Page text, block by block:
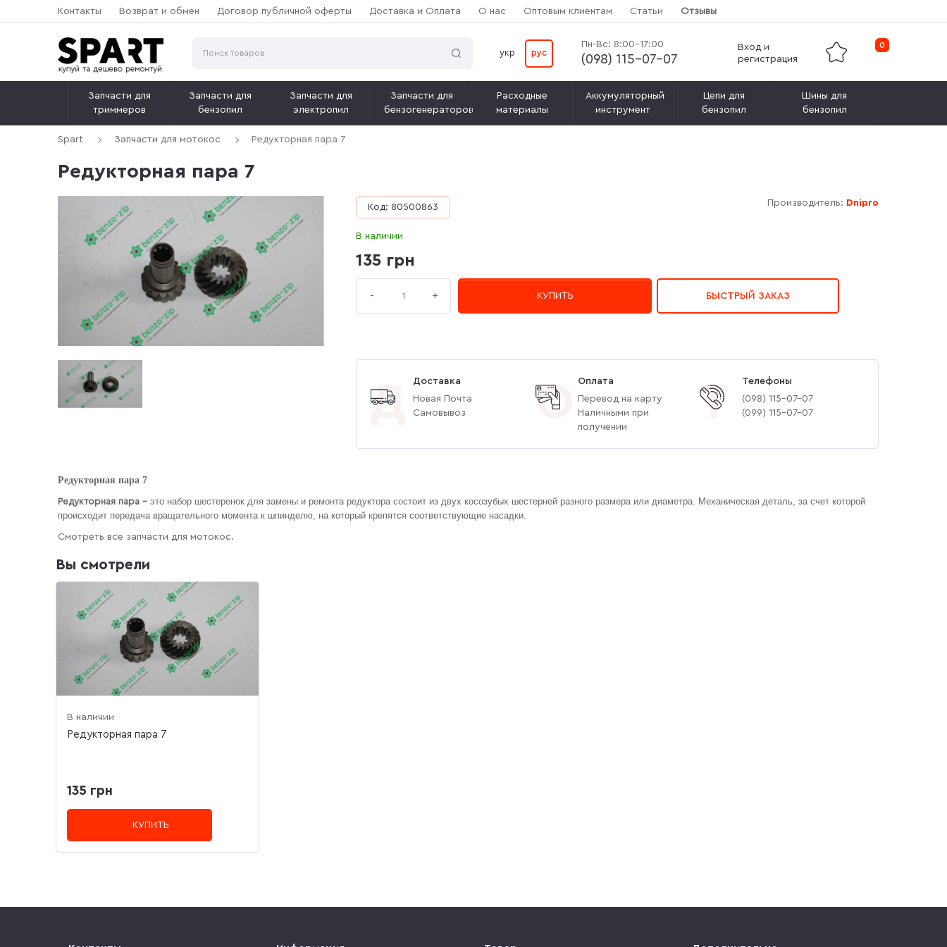
Контакты Возврат и обмен Договор публичной оферты Доставка и Оплата О нас Оптовым клиентам Статьи Отзывы
0
Вход и
регистрация
Пн-Вс: 8:00-17:00
(‎098) 115-07-07
укр рус
Запчасти для
триммеров
Запчасти для
бензопил
Запчасти для
электропил
Запчасти для
бензогенераторов
Расходные
материалы
Аккумуляторный
инструмент
Цепи для
бензопил
Шины для
бензопил
Spart Запчасти для мотокос Редукторная пара 7
Редукторная пара 7
Производитель: Dnipro
Код: 80500863
В наличии
135 грн
- + КУПИТЬ БЫСТРЫЙ ЗАКАЗ
Д
Доставка
Новая Почта
Самовывоз
О
Оплата
Перевод на карту
Наличными при
получении
Т
Телефоны
(‎098) 115-07-07
(‎099) 115-07-07
Редукторная пара 7
Редукторная пара – это набор шестеренок для замены и ремонта редуктора состоит из двух косозубых шестерней разного размера или диаметра. Механическая деталь, за счет которой
происходит передача вращательного момента к шпинделю, на который крепятся соответствующие насадки.
Смотреть все запчасти для мотокос.
Вы смотрели
В наличии
Редукторная пара 7
135 грн
КУПИТЬ